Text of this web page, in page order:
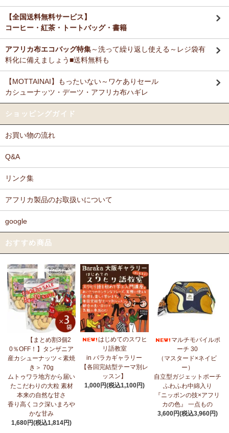
【全国送料無料サービス】
コーヒー・紅茶・トートバッグ・書籍
アフリカ布エコバッグ特集～洗って繰り返し使える～レジ袋有
料化に備えましょう■送料無料も
【MOTTAINAI】もったいない～ワケありセール
カシューナッツ・デーツ・アフリカ布ハギレ
ショッピングガイド
お買い物の流れ
Q&A
リンク集
アフリカ製品のお取扱いについて
google
おすすめ商品
【まとめ割3個2
0％OFF！】タンザニア
産カシューナッツ＜素焼
き＞ 70g
ムトゥワラ地方から届い
たこだわりの大粒 素材
本来の自然な甘さ
香り高くコク深いまろや
かな甘み
1,680円(税込1,814円)
はじめてのスワヒ
リ語教室
in バラカギャラリー
【各回完結型テーマ別レ
ッスン】
1,000円(税込1,100円)
マルチモバイルポ
ーチ 30
（マスタード×ネイビ
ー）
自立型ガジェットポーチ
ふわふわ中綿入り
『ニッポンの技×アフリ
カの色』 一点もの
3,600円(税込3,960円)